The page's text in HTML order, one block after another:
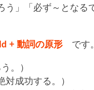
う」「必ず～となる
+ 動詞の原形 です
。）
対成功する。）